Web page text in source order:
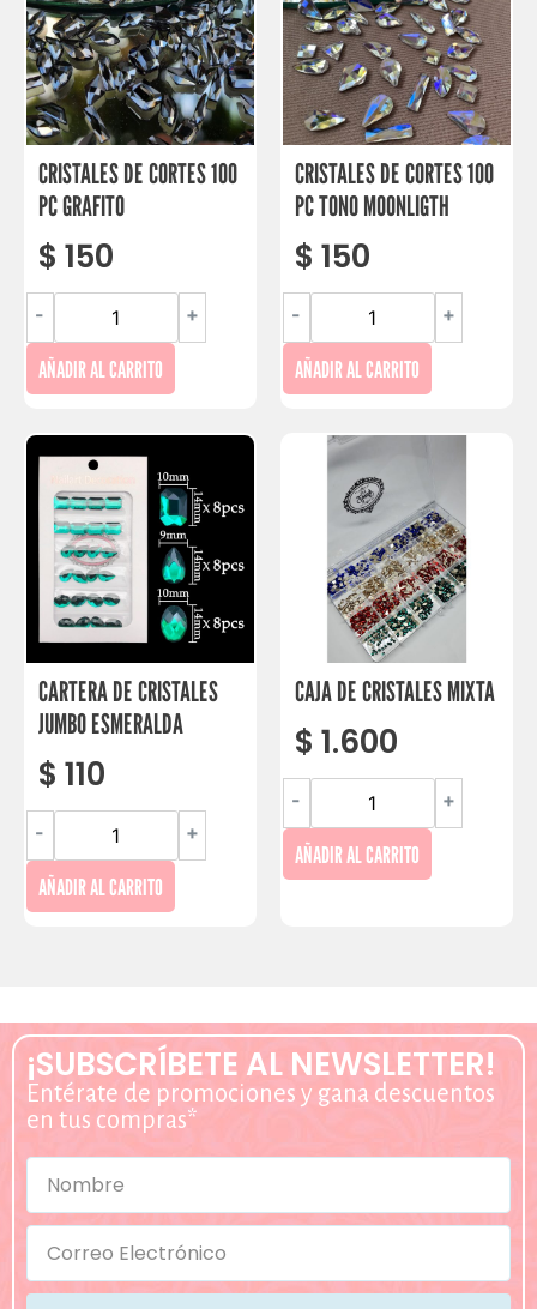
CRISTALES DE CORTES 100
PC GRAFITO
$ 150
- +
AÑADIR AL CARRITO
CRISTALES DE CORTES 100
PC TONO MOONLIGTH
$ 150
- +
AÑADIR AL CARRITO
CARTERA DE CRISTALES
JUMBO ESMERALDA
$ 110
- +
AÑADIR AL CARRITO
CAJA DE CRISTALES MIXTA
$ 1.600
- +
AÑADIR AL CARRITO
¡SUBSCRÍBETE AL NEWSLETTER!
Entérate de promociones y gana descuentos
en tus compras*